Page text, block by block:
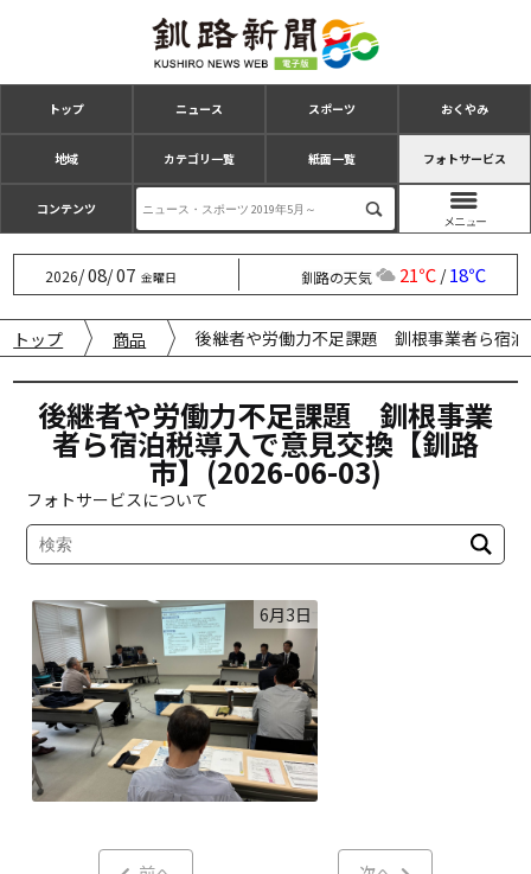
トップ ニュース スポーツ おくやみ
地域 カテゴリ一覧 紙面一覧 フォトサービス
コンテンツ
2026/08/07 金曜日 釧路の天気 21℃/18℃
トップ 商品 後継者や労働力不足課題 釧根事業者ら宿
後継者や労働力不足課題 釧根事業
者ら宿泊税導入で意見交換【釧路
市】(2026-06-03)
フォトサービスについて
6月3日